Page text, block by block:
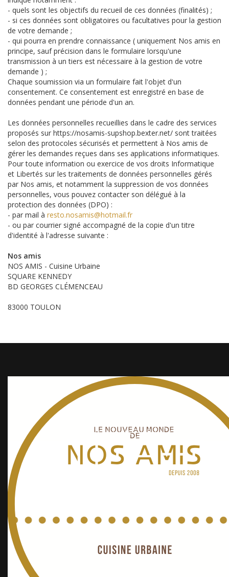
- quels sont les objectifs du recueil de ces données (finalités) ;
- si ces données sont obligatoires ou facultatives pour la gestion
de votre demande ;
- qui pourra en prendre connaissance ( uniquement Nos amis en
principe, sauf précision dans le formulaire lorsqu'une
transmission à un tiers est nécessaire à la gestion de votre
demande ) ;
Chaque soumission via un formulaire fait l'objet d'un
consentement. Ce consentement est enregistré en base de
données pendant une période d'un an.
Les données personnelles recueillies dans le cadre des services
proposés sur https://nosamis-supshop.bexter.net/ sont traitées
selon des protocoles sécurisés et permettent à Nos amis de
gérer les demandes reçues dans ses applications informatiques.
Pour toute information ou exercice de vos droits Informatique
et Libertés sur les traitements de données personnelles gérés
par Nos amis, et notamment la suppression de vos données
personnelles, vous pouvez contacter son délégué à la
protection des données (DPO) :
- par mail à resto.nosamis@hotmail.fr
- ou par courrier signé accompagné de la copie d'un titre
d'identité à l'adresse suivante :
Nos amis
NOS AMIS - Cuisine Urbaine
SQUARE KENNEDY
BD GEORGES CLÉMENCEAU
83000 TOULON